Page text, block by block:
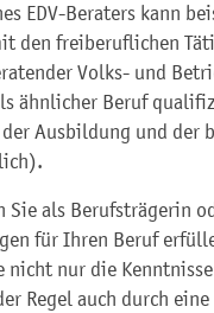
EDV-Beraters kann
den freiberuflichen
Volks- und
ähnlicher Beruf
Ausbildung und der
Sie als Berufsträgerin
für Ihren Beruf
nicht nur die
Regel auch durch